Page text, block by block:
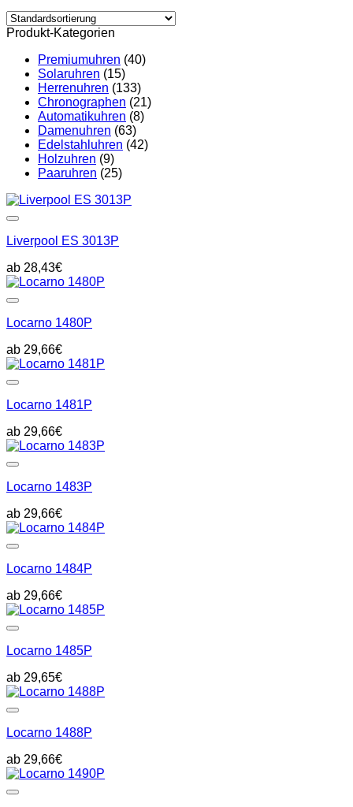
Produkt-Kategorien
Premiumuhren (40)
Solaruhren (15)
Herrenuhren (133)
Chronographen (21)
Automatikuhren (8)
Damenuhren (63)
Edelstahluhren (42)
Holzuhren (9)
Paaruhren (25)
Liverpool ES 3013P
28,43€
Locarno 1480P
29,66€
Locarno 1481P
29,66€
Locarno 1483P
29,66€
Locarno 1484P
29,66€
Locarno 1485P
29,65€
Locarno 1488P
29,66€